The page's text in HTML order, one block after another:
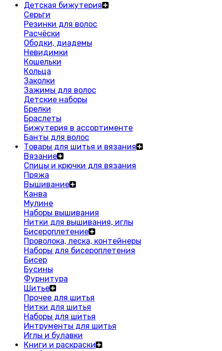
Детская бижутерия
Серьги
Резинки для волос
Расчёски
Ободки, диадемы
Невидимки
Кошельки
Кольца
Заколки
Зажимы для волос
Детские наборы
Брелки
Браслеты
Бижутерия в ассортименте
Банты для волос
Товары для шитья и вязания
Вязание
Спицы и крючки для вязания
Пряжа
Вышивание
Канва
Мулине
Наборы вышивания
Нитки для вышивания, иглы
Бисероплетение
Проволока, леска, контейнеры
Наборы для бисероплетения
Бисер
Бусины
Фурнитура
Шитье
Прочее для шитья
Нитки для шитья
Наборы для шитья
Интрументы для шитья
Иглы и булавки
Книги и раскраски